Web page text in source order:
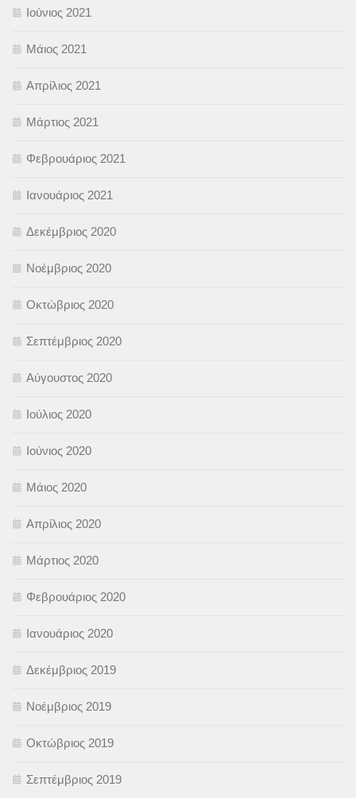
Ιούνιος 2021
Μάιος 2021
Απρίλιος 2021
Μάρτιος 2021
Φεβρουάριος 2021
Ιανουάριος 2021
Δεκέμβριος 2020
Νοέμβριος 2020
Οκτώβριος 2020
Σεπτέμβριος 2020
Αύγουστος 2020
Ιούλιος 2020
Ιούνιος 2020
Μάιος 2020
Απρίλιος 2020
Μάρτιος 2020
Φεβρουάριος 2020
Ιανουάριος 2020
Δεκέμβριος 2019
Νοέμβριος 2019
Οκτώβριος 2019
Σεπτέμβριος 2019